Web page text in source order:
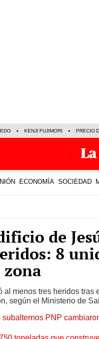
KENJI FUJIMORI PRECIO
ECONOMÍA SOCIEDAD
de
8
zona
al menos tres heridos tras
según el Ministerio de
PNP